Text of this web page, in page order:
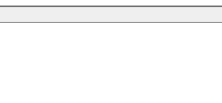
aus